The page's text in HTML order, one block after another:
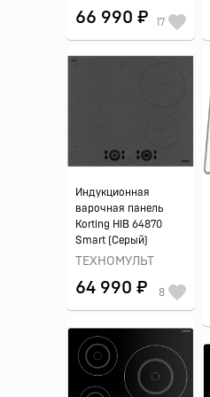
66 990 ₽ 17
Индукционная
варочная панель
Korting HIB 64870
Smart (Серый)
ТЕХНОМУЛЬТ
64 990 ₽ 8